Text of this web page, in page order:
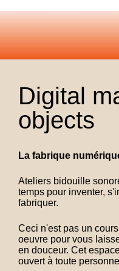
Digital
objects
La fabrique
Ateliers bidouille
temps pour inventer,
fabriquer.
Ceci n'est pas un
oeuvre pour vous
en douceur. Cet
ouvert à toute